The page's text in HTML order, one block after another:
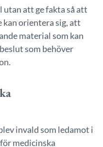
utan att ge fakta så att
orientera sig, att
material som kan
som behöver
invald som ledamot i
medicinska